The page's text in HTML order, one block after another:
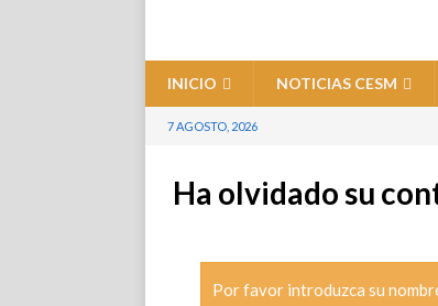
INICIO NOTICIAS CESM
7 AGOSTO, 2026
Ha olvidado su
Por favor introduzca su